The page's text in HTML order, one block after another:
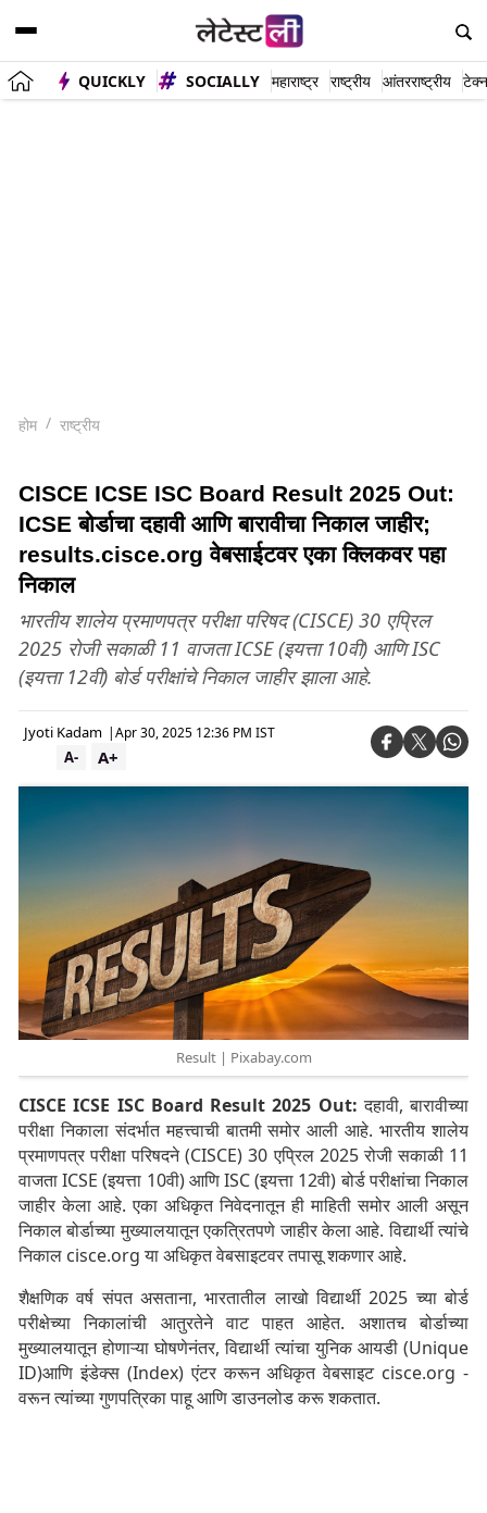
QUICKLY SOCIALLY महाराष्ट्र राष्ट्रीय आंतरराष्ट्रीय
होम राष्ट्रीय
CISCE ICSE ISC Board Result 2025 Out:
ICSE बोर्डाचा दहावी आणि बारावीचा निकाल जाहीर;
results.cisce.org वेबसाईटवर एका क्लिकवर पहा
निकाल
भारतीय शालेय प्रमाणपत्र परीक्षा परिषद (CISCE) 30 एप्रिल
2025 रोजी सकाळी 11 वाजता ICSE (इयत्ता 10वी) आणि ISC
(इयत्ता 12वी) बोर्ड परीक्षांचे निकाल जाहीर झाला आहे.
Jyoti Kadam |Apr 30, 2025 12:36 PM IST
A+
A-
Result | Pixabay.com
CISCE ICSE ISC Board Result 2025 Out: दहावी, बारावीच्या
परीक्षा निकाला संदर्भात महत्त्वाची बातमी समोर आली आहे. भारतीय शालेय
प्रमाणपत्र परीक्षा परिषदने (CISCE) 30 एप्रिल 2025 रोजी सकाळी 11
वाजता ICSE (इयत्ता 10वी) आणि ISC (इयत्ता 12वी) बोर्ड परीक्षांचा निकाल
जाहीर केला आहे. एका अधिकृत निवेदनातून ही माहिती समोर आली असून
निकाल बोर्डाच्या मुख्यालयातून एकत्रितपणे जाहीर केला आहे. विद्यार्थी त्यांचे
निकाल cisce.org या अधिकृत वेबसाइटवर तपासू शकणार आहे.
शैक्षणिक वर्ष संपत असताना, भारतातील लाखो विद्यार्थी 2025 च्या बोर्ड
परीक्षेच्या निकालांची आतुरतेने वाट पाहत आहेत. अशातच बोर्डाच्या
मुख्यालयातून होणाऱ्या घोषणेनंतर, विद्यार्थी त्यांचा युनिक आयडी (Unique
ID)आणि इंडेक्स (Index) एंटर करून अधिकृत वेबसाइट cisce.org -
वरून त्यांच्या गुणपत्रिका पाहू आणि डाउनलोड करू शकतात.